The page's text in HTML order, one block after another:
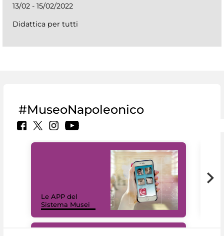
13/02 - 15/02/2022
Didattica per tutti
#MuseoNapoleonico
Le APP del
Sistema Musei